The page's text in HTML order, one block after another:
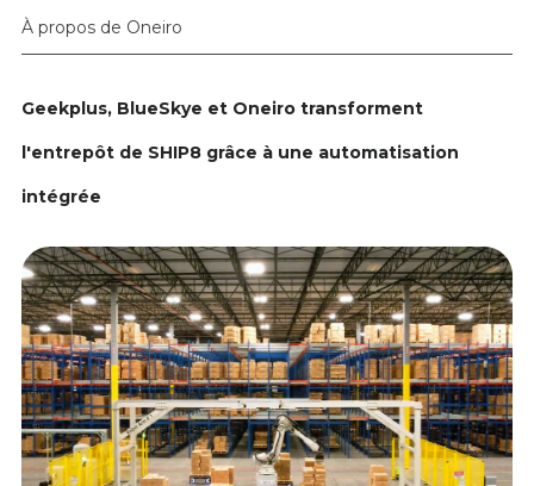
À propos de Oneiro
Geekplus, BlueSkye et Oneiro transforment
l'entrepôt de SHIP8 grâce à une automatisation
intégrée